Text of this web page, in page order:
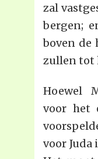
zal
bergen;
boven de
zullen tot
Hoewel
voor het
voor Juda